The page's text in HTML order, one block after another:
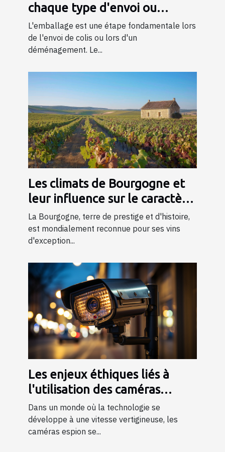
chaque type d'envoi ou
déménagement
L'emballage est une étape fondamentale lors
de l'envoi de colis ou lors d'un
déménagement. Le...
Les climats de Bourgogne et
leur influence sur le caractère
du vin
La Bourgogne, terre de prestige et d'histoire,
est mondialement reconnue pour ses vins
d'exception...
Les enjeux éthiques liés à
l'utilisation des caméras
espion dans la société
Dans un monde où la technologie se
développe à une vitesse vertigineuse, les
caméras espion se...